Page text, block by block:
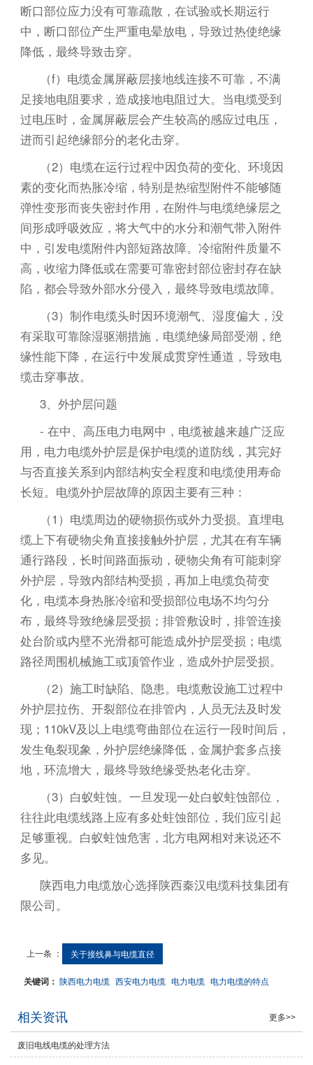
断口部位应力没有可靠疏散，在试验或长期运行
中，断口部位产生严重电晕放电，导致过热使绝缘
降低，最终导致击穿。
（f）电缆金属屏蔽层接地线连接不可靠，不满
足接地电阻要求，造成接地电阻过大。当电缆受到
过电压时，金属屏蔽层会产生较高的感应过电压，
进而引起绝缘部分的老化击穿。
（2）电缆在运行过程中因负荷的变化、环境因
素的变化而热胀冷缩，特别是热缩型附件不能够随
弹性变形而丧失密封作用，在附件与电缆绝缘层之
间形成呼吸效应，将大气中的水分和潮气带入附件
中，引发电缆附件内部短路故障。冷缩附件质量不
高，收缩力降低或在需要可靠密封部位密封存在缺
陷，都会导致外部水分侵入，最终导致电缆故障。
（3）制作电缆头时因环境潮气、湿度偏大，没
有采取可靠除湿驱潮措施，电缆绝缘局部受潮，绝
缘性能下降，在运行中发展成贯穿性通道，导致电
缆击穿事故。
3、外护层问题
- 在中、高压电力电网中，电缆被越来越广泛应
用，电力电缆外护层是保护电缆的道防线，其完好
与否直接关系到内部结构安全程度和电缆使用寿命
长短。电缆外护层故障的原因主要有三种：
（1）电缆周边的硬物损伤或外力受损。直埋电
缆上下有硬物尖角直接接触外护层，尤其在有车辆
通行路段，长时间路面振动，硬物尖角有可能刺穿
外护层，导致内部结构受损，再加上电缆负荷变
化，电缆本身热胀冷缩和受损部位电场不均匀分
布，最终导致绝缘层受损；排管敷设时，排管连接
处台阶或内壁不光滑都可能造成外护层受损；电缆
路径周围机械施工或顶管作业，造成外护层受损。
（2）施工时缺陷、隐患。电缆敷设施工过程中
外护层拉伤、开裂部位在排管内，人员无法及时发
现；110kV及以上电缆弯曲部位在运行一段时间后，
发生龟裂现象，外护层绝缘降低，金属护套多点接
地，环流增大，最终导致绝缘受热老化击穿。
（3）白蚁蛀蚀。一旦发现一处白蚁蛀蚀部位，
往往此电缆线路上应有多处蛀蚀部位，我们应引起
足够重视。白蚁蛀蚀危害，北方电网相对来说还不
多见。
陕西电力电缆放心选择陕西秦汉电缆科技集团有
限公司。
上一条 ： 关于接线鼻与电缆直径
关键词：陕西电力电缆 西安电力电缆 电力电缆 电力电缆的特点
相关资讯 更多>>
废旧电线电缆的处理方法